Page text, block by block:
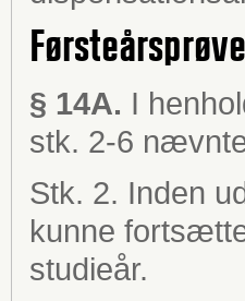
§ 14A. I
stk. 2-6
Stk. 2. Inden
kunne
studieår.